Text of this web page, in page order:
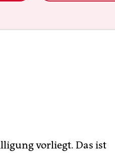
vorliegt. Das ist